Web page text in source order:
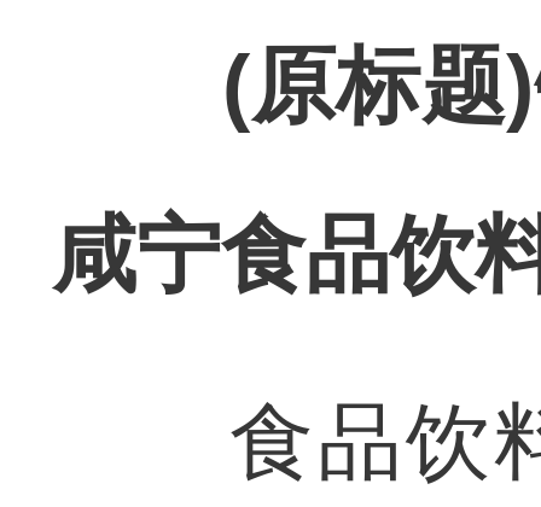
(原标题
咸宁食品饮
食品饮料